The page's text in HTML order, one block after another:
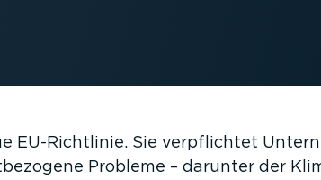
EU-Richt­linie. Sie verpflichtet
Probleme – darunter der